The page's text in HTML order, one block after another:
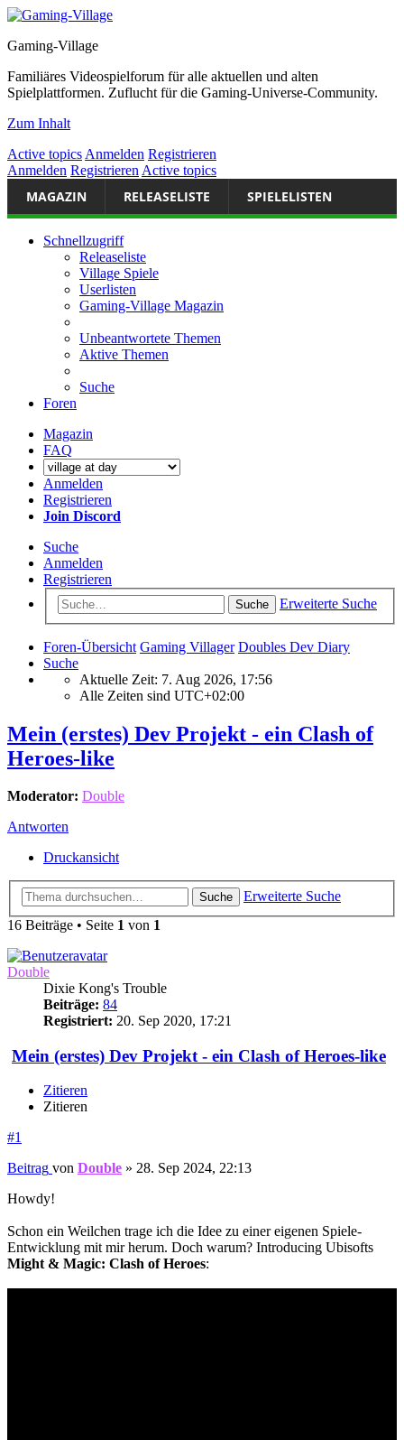
Gaming-Village
Familiäres Videospielforum für alle aktuellen und alten
Spielplattformen. Zuflucht für die Gaming-Universe-Community.
Zum Inhalt
Active topics Anmelden Registrieren
Anmelden Registrieren Active topics
MAGAZIN RELEASELISTE SPIELELISTEN
Schnellzugriff
Releaseliste
Village Spiele
Userlisten
Gaming-Village Magazin
Unbeantwortete Themen
Aktive Themen
Suche
Foren
Magazin
FAQ
Anmelden
Registrieren
Join Discord
Suche
Anmelden
Registrieren
Suche Erweiterte Suche
Foren-Übersicht Gaming Villager Doubles Dev Diary
Suche
Aktuelle Zeit: 7. Aug 2026, 17:56
Alle Zeiten sind UTC+02:00
Mein (erstes) Dev Projekt - ein Clash of
Heroes-like
Moderator: Double
Antworten
Druckansicht
Suche
Erweiterte Suche
16 Beiträge • Seite 1 von 1
Double
Dixie Kong's Trouble
Beiträge: 84
Registriert: 20. Sep 2020, 17:21
Mein (erstes) Dev Projekt - ein Clash of Heroes-like
Zitieren
Zitieren
#1
Beitrag von Double » 28. Sep 2024, 22:13
Howdy!
Schon ein Weilchen trage ich die Idee zu einer eigenen Spiele-
Entwicklung mit mir herum. Doch warum? Introducing Ubisofts
Might & Magic: Clash of Heroes: